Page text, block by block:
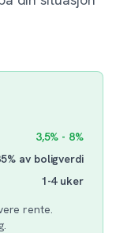
3,5% - 8%
av boligverdi
1-4 uker
rente.